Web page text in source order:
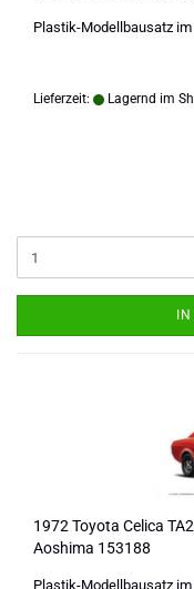
Plastik-Modellbausatz
Lieferzeit: Lagernd im
1972 Toyota Celica
Aoshima 153188
Plastik-Modellbausatz